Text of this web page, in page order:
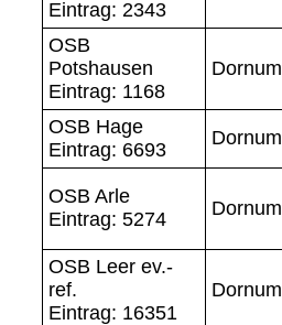
Eintrag: 2343
OSB
Potshausen
Eintrag: 1168
Dornum
OSB Hage
Eintrag: 6693
Dornum
OSB Arle
Eintrag: 5274
Dornum
OSB Leer ev.-
ref.
Eintrag: 16351
Dornum